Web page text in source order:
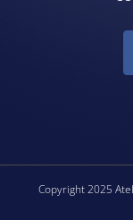
Copyright 2025